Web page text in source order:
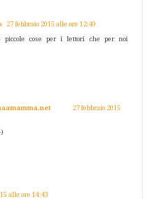
27 febbraio 2015 alle ore 12:49
piccole cose per i lettori che per noi
27 febbraio 2015
alle ore 14:43